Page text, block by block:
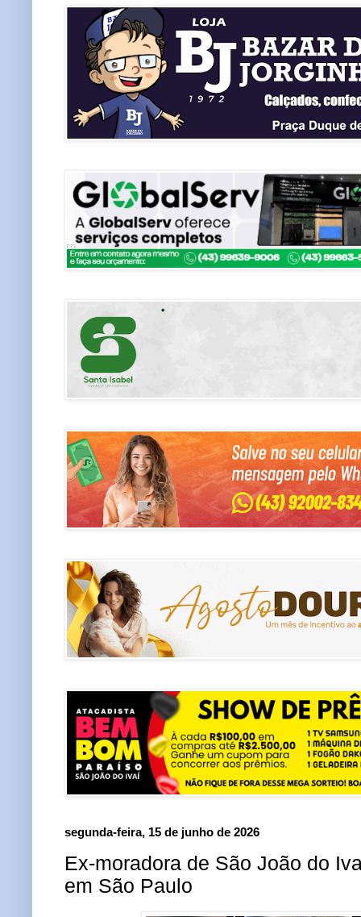
segunda-feira, 15 de junho de 2026
Ex-moradora de São João do
em São Paulo